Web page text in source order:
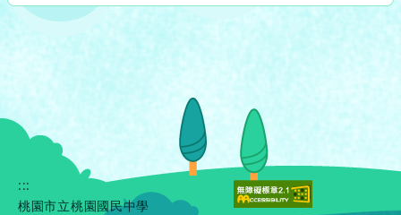
:::
桃園市立桃園國民中學